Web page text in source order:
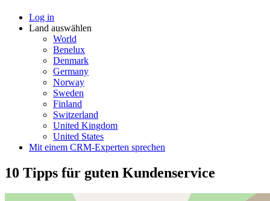
Log in
Land auswählen
World
Benelux
Denmark
Germany
Norway
Sweden
Finland
Switzerland
United Kingdom
United States
Mit einem CRM-Experten sprechen
10 Tipps für guten Kundenservice